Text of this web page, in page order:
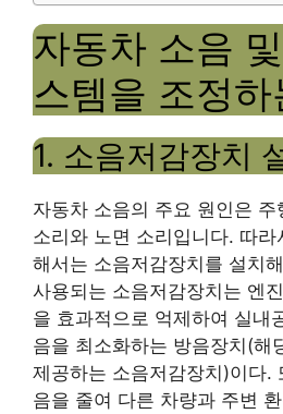
자동차 소음
스템을 조정하
1. 소음저감장치
자동차 소음의 주요 원인은
소리와 노면 소리입니다. 따
해서는 소음저감장치를 설치
사용되는 소음저감장치는 엔
을 효과적으로 억제하여 실내
음을 최소화하는 방음장치(해
제공하는 소음저감장치)이다.
음을 줄여 다른 차량과 주변